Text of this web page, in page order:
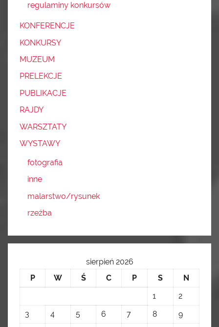
regulaminy konkursów
KONFERENCJE
KONKURSY
MUZEUM
PRELEKCJE
PUBLIKACJE
RAJDY
WARSZTATY
WYSTAWY
fotografia
inne
malarstwo/rysunek
rzeźba
sierpień 2026
P
W Ś C P S
N
1
2
3
4 5 6 7 8
9